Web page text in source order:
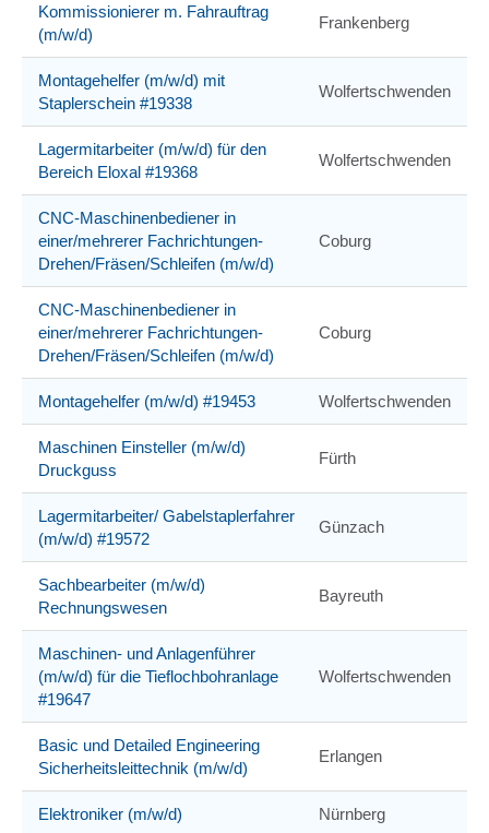
Kommissionierer m. Fahrauftrag
(m/w/d)
Frankenberg
Montagehelfer (m/w/d) mit
Staplerschein #19338
Wolfertschwenden
Lagermitarbeiter (m/w/d) für den
Bereich Eloxal #19368
Wolfertschwenden
CNC-Maschinenbediener in
einer/mehrerer Fachrichtungen-
Drehen/Fräsen/Schleifen (m/w/d)
Coburg
CNC-Maschinenbediener in
einer/mehrerer Fachrichtungen-
Drehen/Fräsen/Schleifen (m/w/d)
Coburg
Montagehelfer (m/w/d) #19453 Wolfertschwenden
Maschinen Einsteller (m/w/d)
Druckguss
Fürth
Lagermitarbeiter/ Gabelstaplerfahrer
(m/w/d) #19572
Günzach
Sachbearbeiter (m/w/d)
Rechnungswesen
Bayreuth
Maschinen- und Anlagenführer
(m/w/d) für die Tieflochbohranlage
#19647
Wolfertschwenden
Basic und Detailed Engineering
Sicherheitsleittechnik (m/w/d)
Erlangen
Elektroniker (m/w/d) Nürnberg